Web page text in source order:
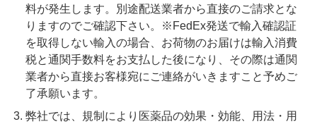
料が発生します。別途配送業者から直接のご請求とな
りますのでご確認下さい。※FedEx発送で輸入確認証
を取得しない輸入の場合、お荷物のお届けは輸入消費
税と通関手数料をお支払した後になり、その際は通関
業者から直接お客様宛にご連絡がいきますこと予めご
了承願います。
弊社では、規制により医薬品の効果・効能、用法・用